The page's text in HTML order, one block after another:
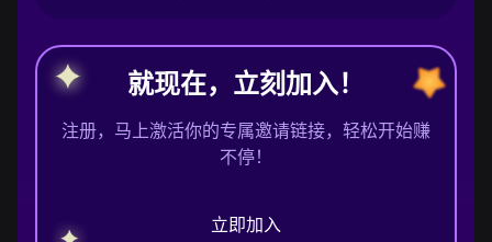
就现在，立刻加入！
注册，马上激活你的专属邀请链接，轻松开始赚
不停！
立即加入